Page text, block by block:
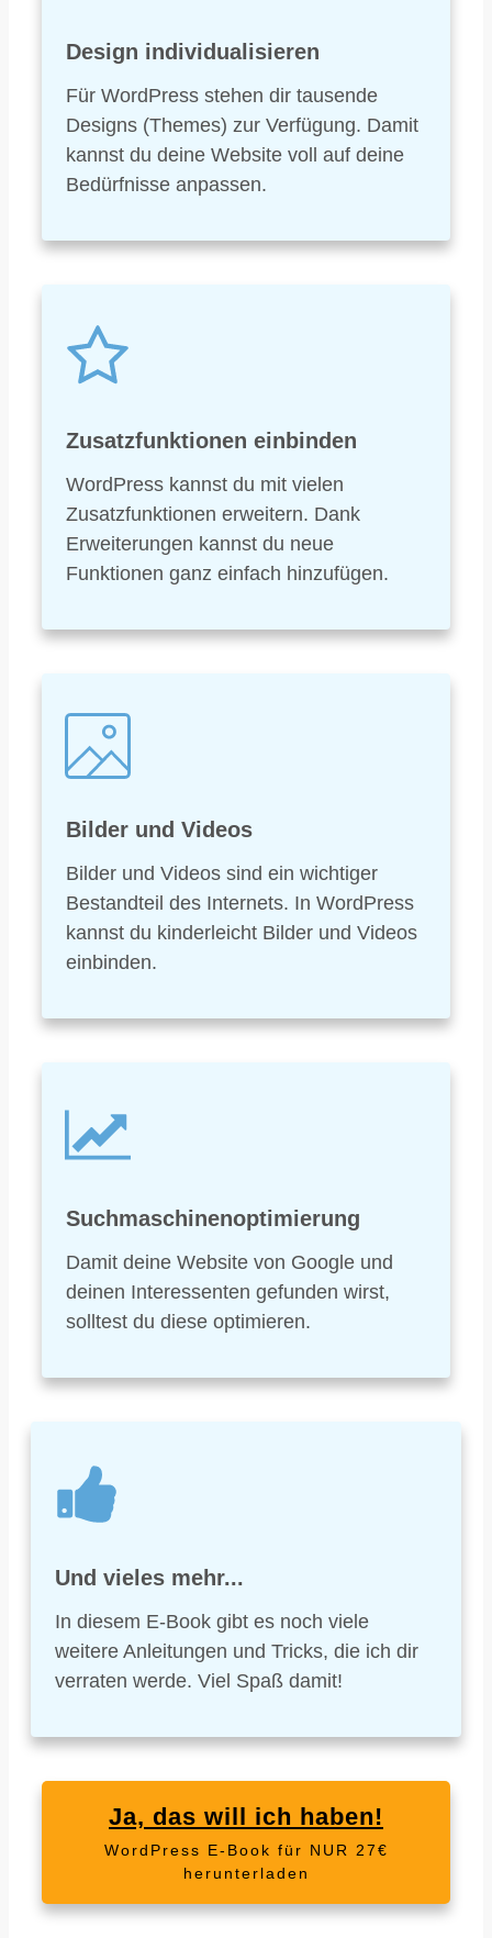
Design individualisieren
Für WordPress stehen dir tausende
Designs (Themes) zur Verfügung. Damit
kannst du deine Website voll auf deine
Bedürfnisse anpassen.
Zusatzfunktionen einbinden
WordPress kannst du mit vielen
Zusatzfunktionen erweitern. Dank
Erweiterungen kannst du neue
Funktionen ganz einfach hinzufügen.
Bilder und Videos
Bilder und Videos sind ein wichtiger
Bestandteil des Internets. In WordPress
kannst du kinderleicht Bilder und Videos
einbinden.
Suchmaschinenoptimierung
Damit deine Website von Google und
deinen Interessenten gefunden wirst,
solltest du diese optimieren.
Und vieles mehr...
In diesem E-Book gibt es noch viele
weitere Anleitungen und Tricks, die ich dir
verraten werde. Viel Spaß damit!
Ja, das will ich haben!
WordPress E-Book für NUR 27€
herunterladen